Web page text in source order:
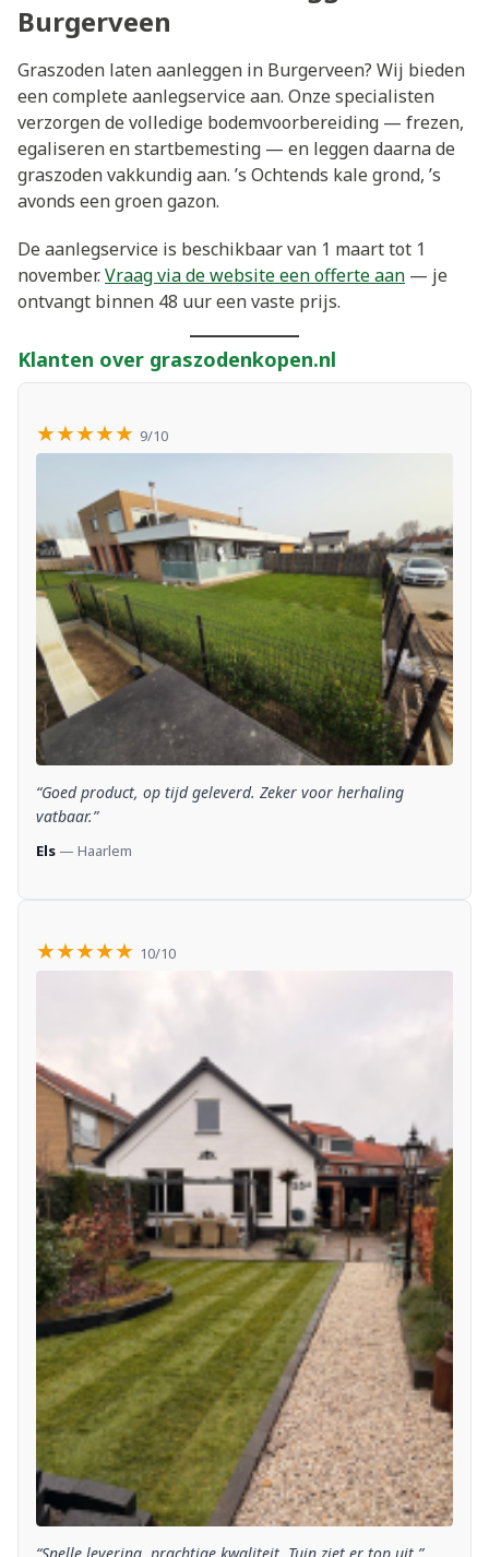
Burgerveen
Graszoden laten aanleggen in Burgerveen? Wij bieden
een complete aanlegservice aan. Onze specialisten
verzorgen de volledige bodemvoorbereiding — frezen,
egaliseren en startbemesting — en leggen daarna de
graszoden vakkundig aan. ’s Ochtends kale grond, ’s
avonds een groen gazon.
De aanlegservice is beschikbaar van 1 maart tot 1
november.Vraag via de website een offerte aan — je
ontvangt binnen 48 uur een vaste prijs.
Klanten over graszodenkopen.nl
★★★★★ 9/10
“Goed product, op tijd geleverd. Zeker voor herhaling
vatbaar.”
Els — Haarlem
★★★★★ 10/10